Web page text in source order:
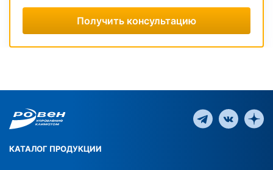
Получить консультацию
КАТАЛОГ ПРОДУКЦИИ